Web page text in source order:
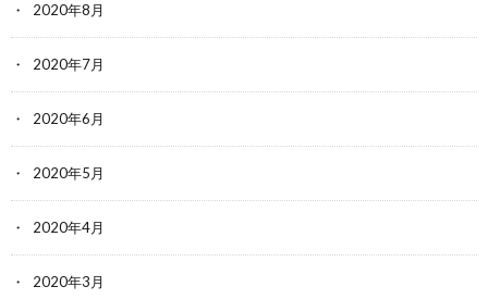
2020年8月
2020年7月
2020年6月
2020年5月
2020年4月
2020年3月